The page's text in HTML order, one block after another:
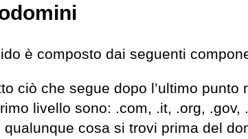
è composto dai seguenti
ciò che segue dopo l’ultimo punto
livello sono: .com, .it, .org,
qualunque cosa si trovi prima del